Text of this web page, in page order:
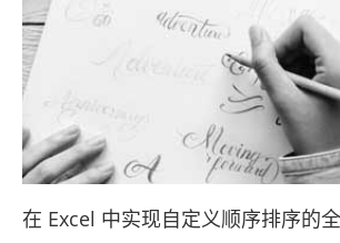
在 Excel 中实现自定义顺序排序的